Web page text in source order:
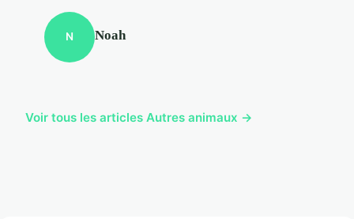
N Noah
Voir tous les articles Autres animaux →